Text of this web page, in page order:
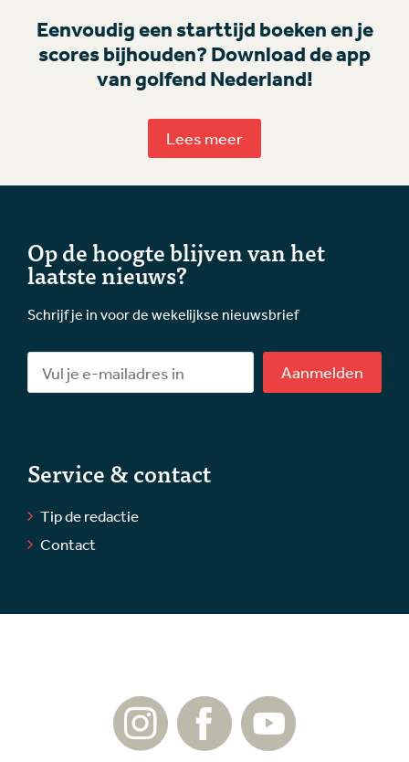
Eenvoudig een starttijd boeken en je
scores bijhouden? Download de app
van golfend Nederland!
Lees meer
Op de hoogte blijven van het
laatste nieuws?
Schrijf je in voor de wekelijkse nieuwsbrief
Aanmelden
Service & contact
Tip de redactie
Contact